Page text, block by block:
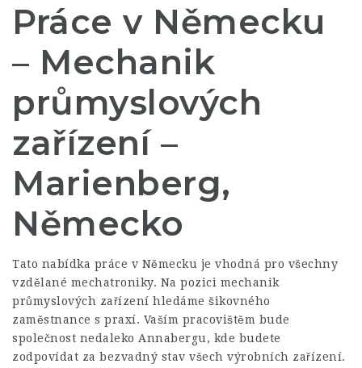
Práce v Německu
– Mechanik
průmyslových
zařízení –
Marienberg,
Německo
Tato nabídka práce v Německu je vhodná pro všechny
vzdělané mechatroniky. Na pozici mechanik
průmyslových zařízení hledáme šikovného
zaměstnance s praxí. Vaším pracovištěm bude
společnost nedaleko Annabergu, kde budete
zodpovídat za bezvadný stav všech výrobních zařízení.